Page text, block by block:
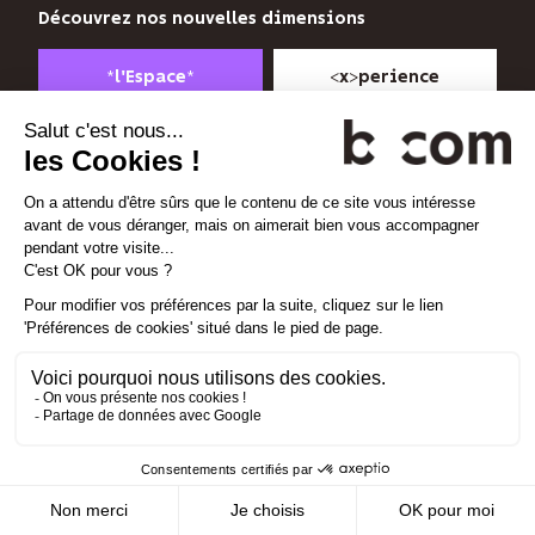
n’utilise
adresse
email
que
pour
vous
envoyer
sa
newsletter
et
suivre
son
Vous
pouvez
désinscrire
tout
Découvrez nos nouvelles dimensions
*l'Espace* <x>perience
LinkedinInstagram
Vimeo
Gestion des cookies
Politique de confidentialité
Plan d'accès
Contact